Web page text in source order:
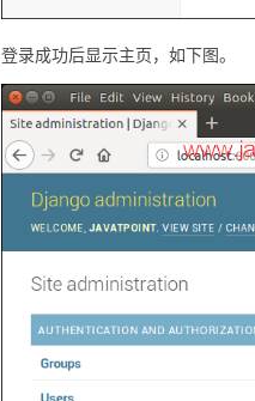
登录成功后显示主页，如下图。